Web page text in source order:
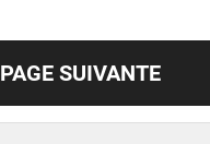
PAGE SUIVANTE